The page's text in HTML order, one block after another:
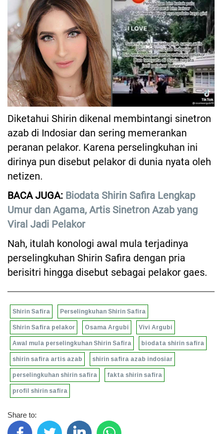
Diketahui Shirin dikenal membintangi sinetron
azab di Indosiar dan sering memerankan
peranan pelakor. Karena perselingkuhan ini
dirinya pun disebut pelakor di dunia nyata oleh
netizen.
BACA JUGA: Biodata Shirin Safira Lengkap
Umur dan Agama, Artis Sinetron Azab yang
Viral Jadi Pelakor
Nah, itulah konologi awal mula terjadinya
perselingkuhan Shirin Safira dengan pria
berisitri hingga disebut sebagai pelakor gaes.
Shirin Safira Perselingkuhan Shirin Safira
Shirin Safira pelakor Osama Argubi Vivi Argubi
Awal mula perselingkuhan Shirin Safira biodata shirin safira
shirin safira artis azab shirin safira azab indosiar
perselingkuhan shirin safira fakta shirin safira
profil shirin safira
Share to: